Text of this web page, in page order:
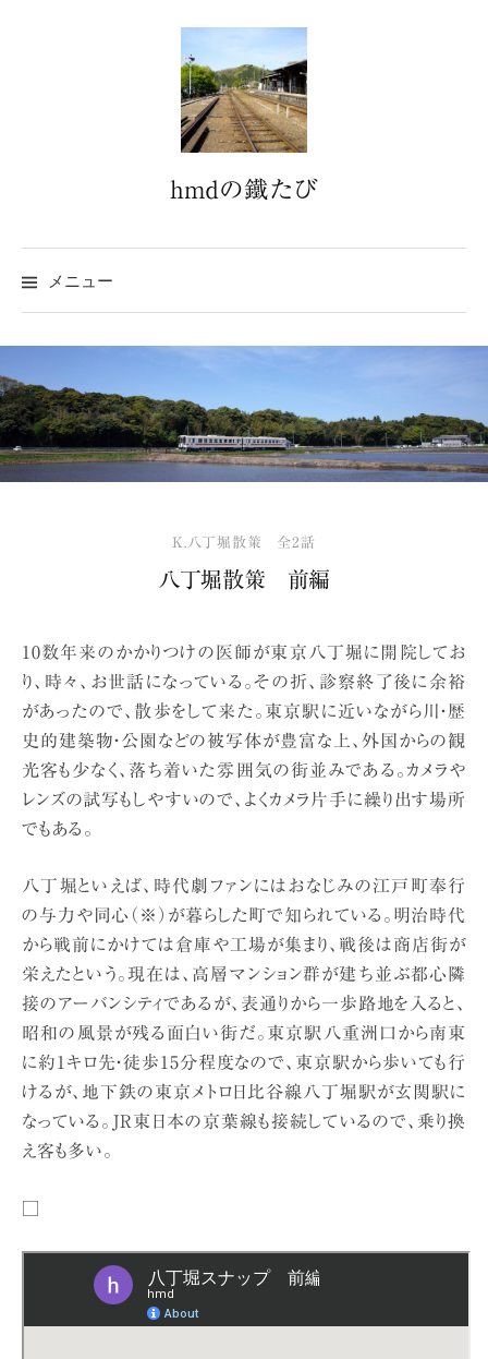
ッ
プ
hmdの鐵たび
メニュー
K.八丁堀散策 全2話
八丁堀散策 前編
10数年来のかかりつけの医師が東京八丁堀に開院してお
り、時々、お世話になっている。その折、診察終了後に余裕
があったので、散歩をして来た。東京駅に近いながら川・歴
史的建築物・公園などの被写体が豊富な上、外国からの観
光客も少なく、落ち着いた雰囲気の街並みである。カメラや
レンズの試写もしやすいので、よくカメラ片手に繰り出す場所
でもある。
八丁堀といえば、時代劇ファンにはおなじみの江戸町奉行
の与力や同心（※）が暮らした町で知られている。明治時代
から戦前にかけては倉庫や工場が集まり、戦後は商店街が
栄えたという。現在は、高層マンション群が建ち並ぶ都心隣
接のアーバンシティであるが、表通りから一歩路地を入ると、
昭和の風景が残る面白い街だ。東京駅八重洲口から南東
に約1キロ先・徒歩15分程度なので、東京駅から歩いても行
けるが、地下鉄の東京メトロ日比谷線八丁堀駅が玄関駅に
なっている。JR東日本の京葉線も接続しているので、乗り換
え客も多い。